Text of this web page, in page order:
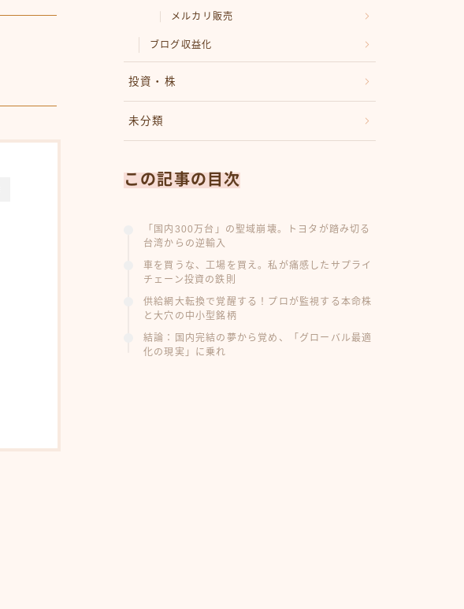
メルカリ販売
ブログ収益化
投資・株
未分類
この記事の目次
「国内300万台」の聖域崩壊。トヨタが踏み切る
台湾からの逆輸入
車を買うな、工場を買え。私が痛感したサプライ
チェーン投資の鉄則
供給網大転換で覚醒する！プロが監視する本命株
と大穴の中小型銘柄
結論：国内完結の夢から覚め、「グローバル最適
化の現実」に乗れ